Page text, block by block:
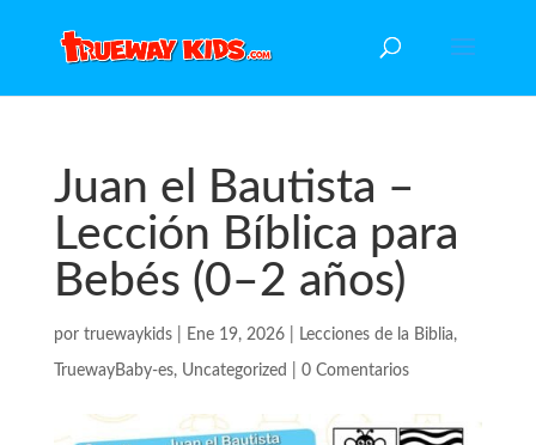
Juan el Bautista –
Lección Bíblica para
Bebés (0–2 años)
por truewaykids| Ene 19, 2026| Lecciones de la Biblia,
TruewayBaby-es, Uncategorized 0 Comentarios